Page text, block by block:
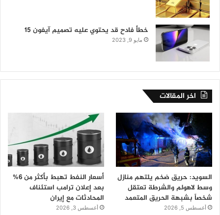
خطأ فادح قد يحتوي عليه تصميم آيفون 15
مايو 9, 2023
اخر المقالات
السويد: حريق ضخم يلتهم منازل
وسط لاهولم والشرطة تعتقل
شخصاً بشبهة الحريق المتعمد
أغسطس 5, 2026
أسعار النفط تهبط بأكثر من 6%
بعد إعلان ترامب استئناف
المحادثات مع إيران
أغسطس 3, 2026